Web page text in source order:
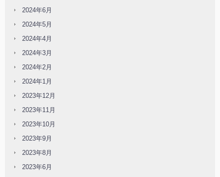
2024年6月
2024年5月
2024年4月
2024年3月
2024年2月
2024年1月
2023年12月
2023年11月
2023年10月
2023年9月
2023年8月
2023年6月